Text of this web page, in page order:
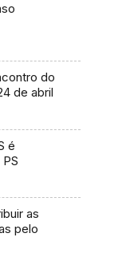
do
de abril
é
as
pelo